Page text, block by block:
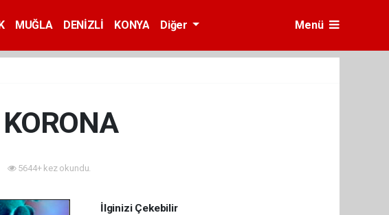
MUĞLA DENİZLİ KONYA Diğer Menü
5644+ kez okundu.
İlginizi Çekebilir